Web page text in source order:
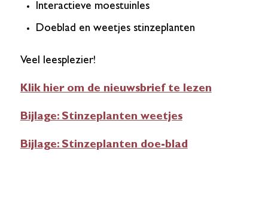
Interactieve moestuinles
Doeblad en weetjes stinzeplanten
Veel leesplezier!
Klik hier om de nieuwsbrief te lezen
Bijlage: Stinzeplanten weetjes
Bijlage: Stinzeplanten doe-blad